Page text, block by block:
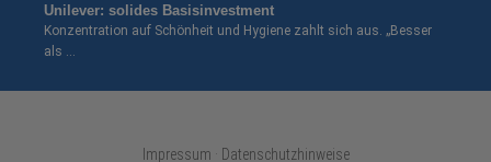
Unilever: solides Basisinvestment
Konzentration auf Schönheit und Hygiene zahlt sich aus. „Besser
als …
Impressum · Datenschutzhinweise